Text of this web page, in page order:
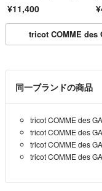
ン クルーネック
¥11,400
tricot COMME des
同一ブランドの商品
tricot COMME des
tricot COMME des
tricot COMME des
tricot COMME des